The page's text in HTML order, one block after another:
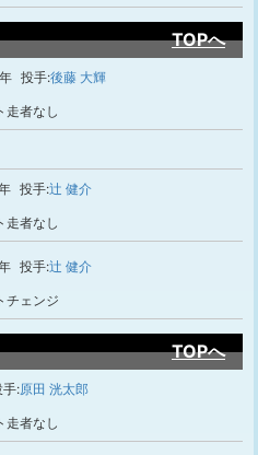
TOPへ
投手:後藤 大輝
走者なし
投手:辻 健介
走者なし
投手:辻 健介
チェンジ
TOPへ
手:原田 洸太郎
走者なし